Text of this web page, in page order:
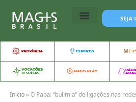
SEJA
Início »O Papa: “bulimia” de ligações nas redes sociais,